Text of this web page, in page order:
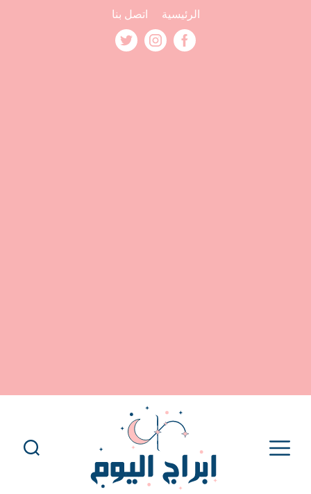
الرئيسية اتصل بنا